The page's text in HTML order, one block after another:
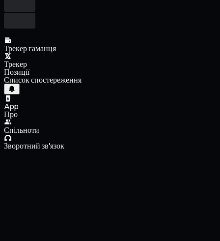
Трекер гаманця
Трекер
Позиції
Список спостереження
App
Про
Спільноти
Зворотний зв'язок